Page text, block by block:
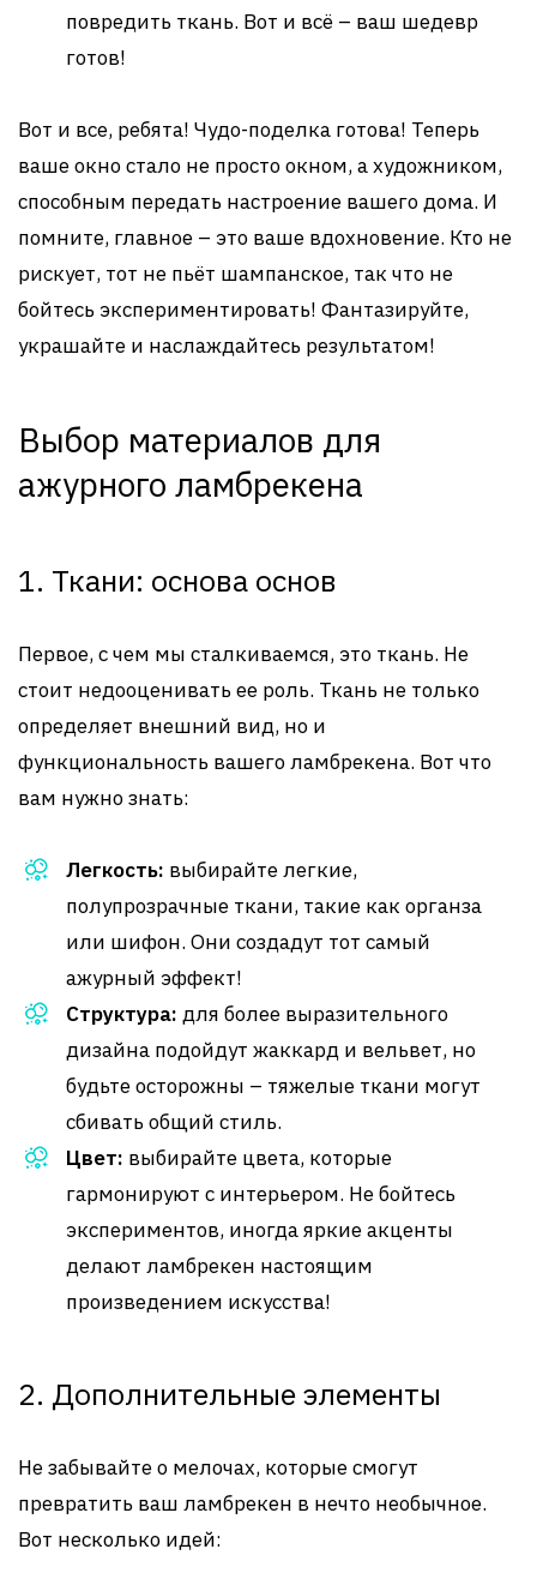
повредить ткань. Вот и всё – ваш шедевр
готов!
Вот и все, ребята! Чудо-поделка готова! Теперь
ваше окно стало не просто окном, а художником,
способным передать настроение вашего дома. И
помните, главное – это ваше вдохновение. Кто не
рискует, тот не пьёт шампанское, так что не
бойтесь экспериментировать! Фантазируйте,
украшайте и наслаждайтесь результатом!
Выбор материалов для
ажурного ламбрекена
1. Ткани: основа основ
Первое, с чем мы сталкиваемся, это ткань. Не
стоит недооценивать ее роль. Ткань не только
определяет внешний вид, но и
функциональность вашего ламбрекена. Вот что
вам нужно знать:
Легкость: выбирайте легкие,
полупрозрачные ткани, такие как органза
или шифон. Они создадут тот самый
ажурный эффект!
Структура: для более выразительного
дизайна подойдут жаккард и вельвет, но
будьте осторожны – тяжелые ткани могут
сбивать общий стиль.
Цвет: выбирайте цвета, которые
гармонируют с интерьером. Не бойтесь
экспериментов, иногда яркие акценты
делают ламбрекен настоящим
произведением искусства!
2. Дополнительные элементы
Не забывайте о мелочах, которые смогут
превратить ваш ламбрекен в нечто необычное.
Вот несколько идей: